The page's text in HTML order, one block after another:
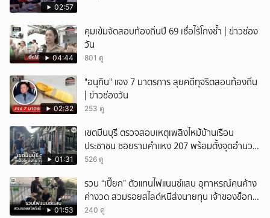
02:57
04:44
คุมเข้มจัดสอบท้องถิ่นปี 69 เชื่อไร้โกงซ้ำ | ข่าวช่อง
วัน
801 ดู
02:32
"อนุทิน" แจง 7 มาตรการ ลุยคดีทุจริตสอบท้องถิ่น
| ข่าวช่องวัน
253 ดู
01:31
เขตมีนบุรี ตรวจสอบเหตุเพลิงไหม้บ้านเรือน
ประชาชน ซอยรามคำแหง 207 พร้อมตั้งจุดอำนวย
การช่วยเหลือ
526 ดู
01:53
รวบ “เปี๊ยก” ตัวแทนไฟแนนซ์แสบ อุทาหรณ์คนค้าง
ค่างวด สวมรอยสไลด์หนีส่งนายทุน เจ้าของช็อก
หนี้ยังอยู่ - รถปลิว เสียหายกว่า 600,000 บาท
240 ดู